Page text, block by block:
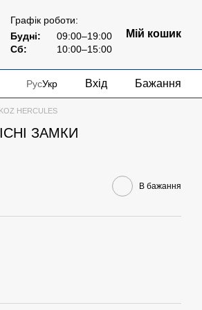
Графік роботи:
Будні:
09:00–19:00
Сб:
10:00–15:00
Мій кошик
РусУкр Вхід Бажання
HERCULES
ЗАМКИ
В бажання